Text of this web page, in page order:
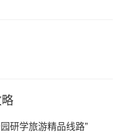
研学旅游精品线路”